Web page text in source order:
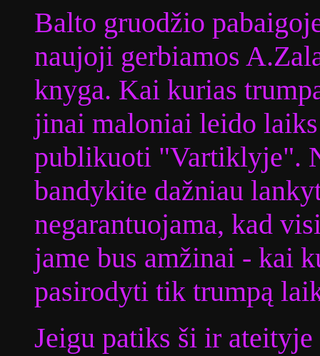
Balto gruodžio
naujoji gerbiamos
knyga. Kai kurias
jinai maloniai leido
publikuoti "Vartiklyje".
bandykite dažniau
negarantuojama, kad
jame bus amžinai - kai
pasirodyti tik trumpą
Jeigu patiks ši ir